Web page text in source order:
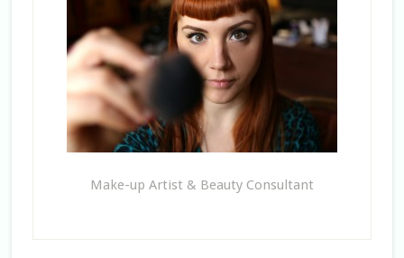
Make-up Artist & Beauty Consultant